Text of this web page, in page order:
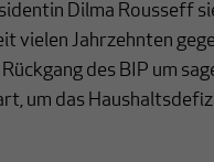
Dilma Rousseff
vielen Jahrzehnten
des BIP um
um das